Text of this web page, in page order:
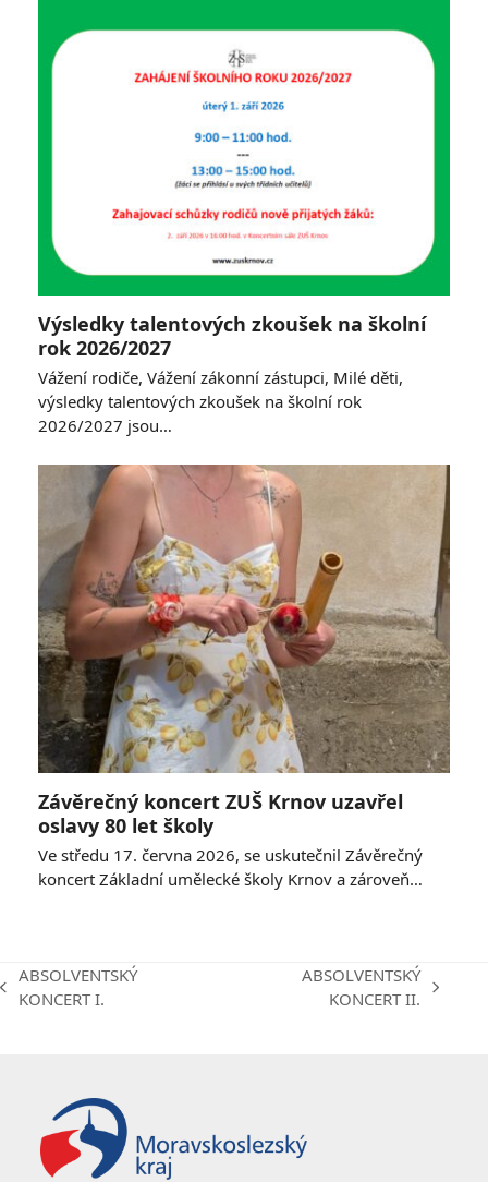
Výsledky talentových zkoušek na školní
rok 2026/2027
Vážení rodiče, Vážení zákonní zástupci, Milé děti,
výsledky talentových zkoušek na školní rok
2026/2027 jsou…
Závěrečný koncert ZUŠ Krnov uzavřel
oslavy 80 let školy
Ve středu 17. června 2026, se uskutečnil Závěrečný
koncert Základní umělecké školy Krnov a zároveň…
previous
ABSOLVENTSKÝ
KONCERT I.
ABSOLVENTSKÝ
KONCERT II.